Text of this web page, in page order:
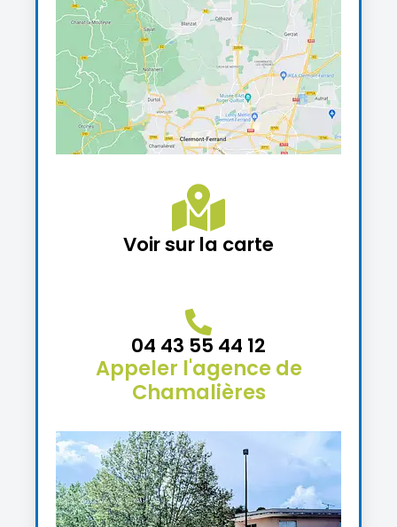
Voir sur la carte
04 43 55 44 12
Appeler l'agence de
Chamalières